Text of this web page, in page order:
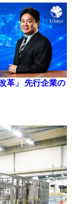
革」 先行企業の